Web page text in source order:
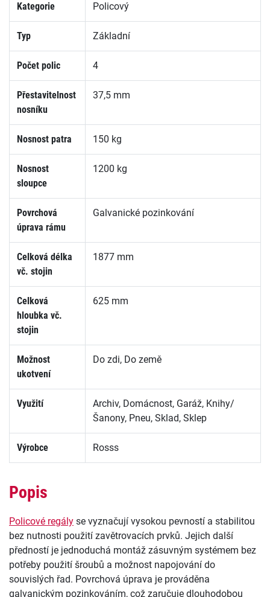
Kategorie Policový
Typ Základní
Počet polic 4
Přestavitelnost
nosníku
37,5 mm
Nosnost patra 150 kg
Nosnost
sloupce
1200 kg
Povrchová
úprava rámu
Galvanické pozinkování
Celková délka
vč. stojin
1877 mm
Celková
hloubka vč.
stojin
625 mm
Možnost
ukotvení
Do zdi, Do země
Využití
Archiv, Domácnost, Garáž, Knihy/
Šanony, Pneu, Sklad, Sklep
Výrobce Rosss
Popis
Policové regály se vyznačují vysokou pevností a stabilitou
bez nutnosti použití zavětrovacích prvků. Jejich další
předností je jednoduchá montáž zásuvným systémem bez
potřeby použití šroubů a možnost napojování do
souvislých řad. Povrchová úprava je prováděna
galvanickým pozinkováním, což zaručuje dlouhodobou